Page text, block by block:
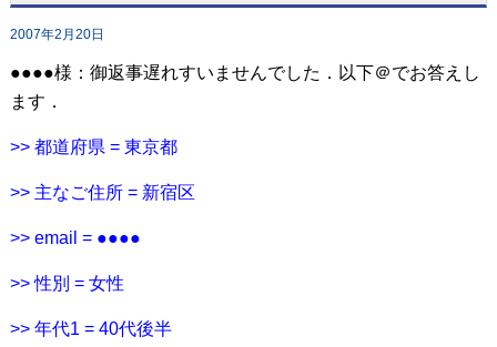
2007年2月20日
●●●●様：御返事遅れすいませんでした．以下＠でお答えし
ます．
>> 都道府県 = 東京都
>> 主なご住所 = 新宿区
>> email = ●●●●
>> 性別 = 女性
>> 年代1 = 40代後半